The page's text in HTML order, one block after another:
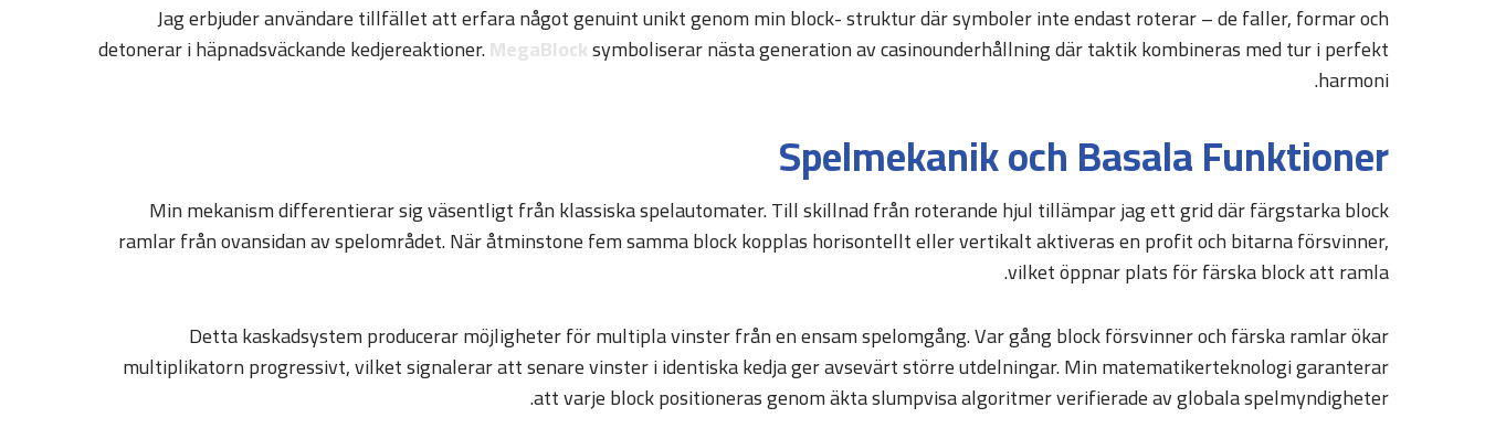
Jag erbjuder användare tillfället att erfara något genuint unikt genom min block- struktur där symboler inte endast roterar – de faller, formar och
detonerar i häpnadsväckande kedjereaktioner.MegaBlocksymboliserar nästa generation av casinounderhållning där taktik kombineras med tur i perfekt
harmoni.
Spelmekanik och Basala Funktioner
Min mekanism differentierar sig väsentligt från klassiska spelautomater. Till skillnad från roterande hjul tillämpar jag ett grid där färgstarka block
ramlar från ovansidan av spelområdet. När åtminstone fem samma block kopplas horisontellt eller vertikalt aktiveras en profit och bitarna försvinner,
vilket öppnar plats för färska block att ramla.
Detta kaskadsystem producerar möjligheter för multipla vinster från en ensam spelomgång. Var gång block försvinner och färska ramlar ökar
multiplikatorn progressivt, vilket signalerar att senare vinster i identiska kedja ger avsevärt större utdelningar. Min matematikerteknologi garanterar
att varje block positioneras genom äkta slumpvisa algoritmer verifierade av globala spelmyndigheter.